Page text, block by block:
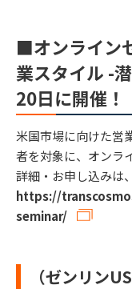
■オンライン
業スタイル -
20日に開催！
米国市場に向けた営
者を対象に、オンラ
詳細・お申し込みは
https://
seminar/
（ゼンリン